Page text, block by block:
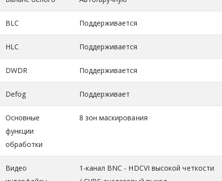
BLC Поддерживается
HLC Поддерживается
DWDR Поддерживается
Defog Поддерживает
Основные
функции
обработки
8 зон маскирования
Видео
1-канал BNC - HDCVI высокой четкости